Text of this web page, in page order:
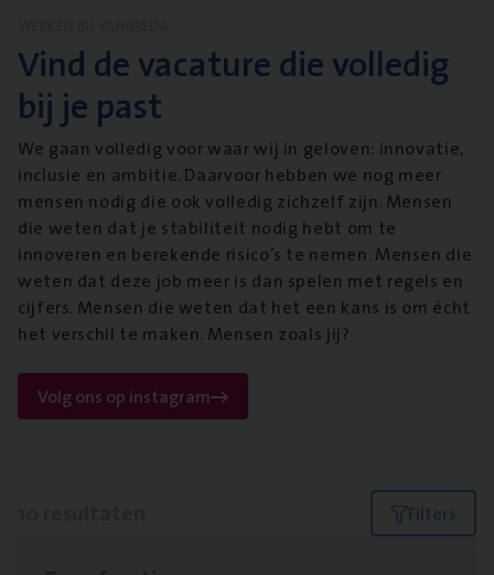
Vind de vacature die volledig
bij je past
We gaan volledig voor waar wij in geloven: innovatie,
inclusie en ambitie. Daarvoor hebben we nog meer
mensen nodig die ook volledig zichzelf zijn. Mensen
die weten dat je stabiliteit nodig hebt om te
innoveren en berekende risico’s te nemen. Mensen die
weten dat deze job meer is dan spelen met regels en
cijfers. Mensen die weten dat het een kans is om écht
het verschil te maken. Mensen zoals jij?
Volg ons op instagram
Filters